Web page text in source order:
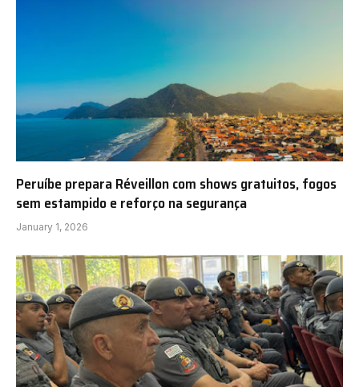
Peruíbe prepara Réveillon com shows gratuitos, fogos
sem estampido e reforço na segurança
January 1, 2026